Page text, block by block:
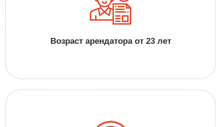
Возраст арендатора от 23 лет